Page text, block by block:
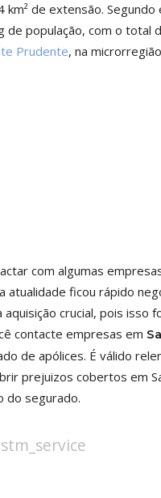
de extensão.
de população, com o total
Prudente, na
com algumas
ficou rápido
crucial, pois isso
contacte empresas em
de apólices. É válido
prejuizos cobertos em
do segurado.